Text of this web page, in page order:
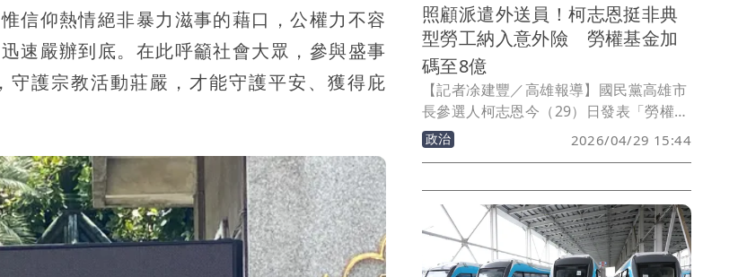
信仰熱情絕非暴力滋事的藉口，公權力不容
速嚴辦到底。在此呼籲社會大眾，參與盛事
護宗教活動莊嚴，才能守護平安、獲得庇
照顧派遣外送員！柯志恩挺非典
型勞工納入意外險 勞權基金加
碼至8億
【記者凃建豐／高雄報導】國民黨高雄市
長參選人柯志恩今（29）日發表「勞權之
都」系列政策第3波，宣布未來將派遣、
外送員及承攬人員等「非典型勞工」納入
的職場困境。此外，柯志恩也提出高雄
「勞工權益基金」再升級，預計2030年提
升本金規模至8億元，讓這筆「勞工救命
錢」成為基層最堅實的後盾。
政治 2026/04/29 15:44